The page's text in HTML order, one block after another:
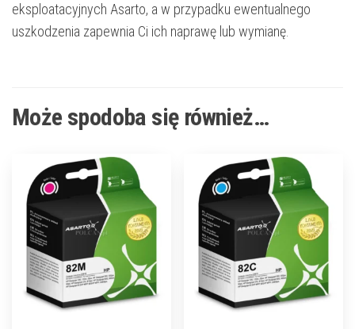
eksploatacyjnych Asarto, a w przypadku ewentualnego
uszkodzenia zapewnia Ci ich naprawę lub wymianę.
Może spodoba się również…